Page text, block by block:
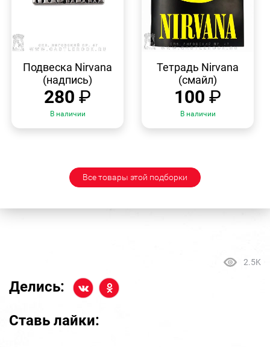
ПРОСМОТР
Подвеска Nirvana
(надпись)
280 ₽
В наличии
ПРОСМОТР
Тетрадь Nirvana
(смайл)
100 ₽
В наличии
Все товары этой подборки
2.5K
Делись:
Ставь лайки: